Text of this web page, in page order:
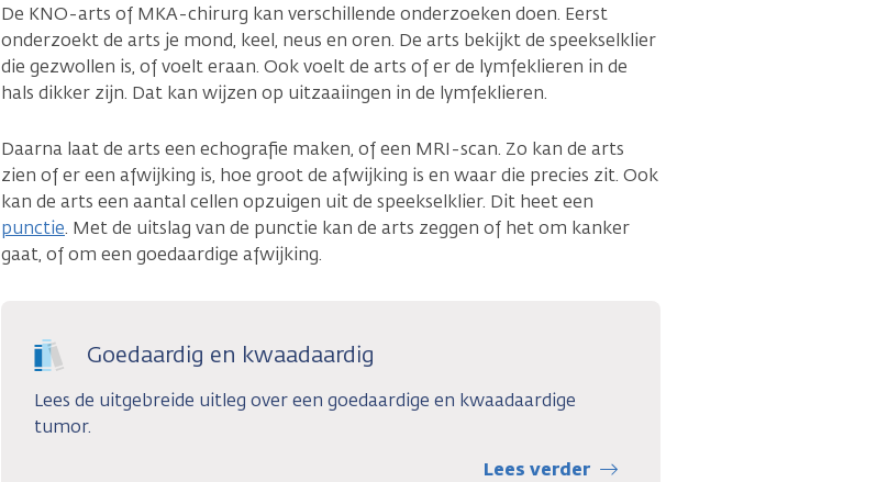
De KNO-arts of MKA-chirurg kan verschillende onderzoeken doen. Eerst
onderzoekt de arts je mond, keel, neus en oren. De arts bekijkt de speekselklier
die gezwollen is, of voelt eraan. Ook voelt de arts of er de lymfeklieren in de
hals dikker zijn. Dat kan wijzen op uitzaaiingen in de lymfeklieren.
Daarna laat de arts een echografie maken, of een MRI-scan. Zo kan de arts
zien of er een afwijking is, hoe groot de afwijking is en waar die precies zit. Ook
kan de arts een aantal cellen opzuigen uit de speekselklier. Dit heet een
punctie. Met de uitslag van de punctie kan de arts zeggen of het om kanker
gaat, of om een goedaardige afwijking.
Goedaardig en kwaadaardig
Lees de uitgebreide uitleg over een goedaardige en kwaadaardige
tumor.
Lees verder